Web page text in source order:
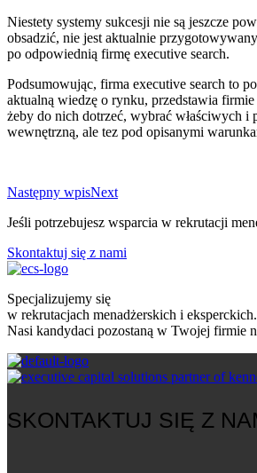
Niestety systemy sukcesji nie są jeszcze
obsadzić, nie jest aktualnie
po odpowiednią firmę executive search.
Podsumowując, firma executive search to
aktualną wiedzę o rynku, przedstawia
żeby do nich dotrzeć, wybrać właściwych i
wewnętrzną, ale tez pod opisanymi
Następny wpisNext
Jeśli potrzebujesz wsparcia w rekrutacji
Skontaktuj się z nami
Specjalizujemy się
w rekrutacjach menadżerskich i eksperckich.
Nasi kandydaci pozostaną w Twojej firmie
SKONTAKTUJ SIĘ Z